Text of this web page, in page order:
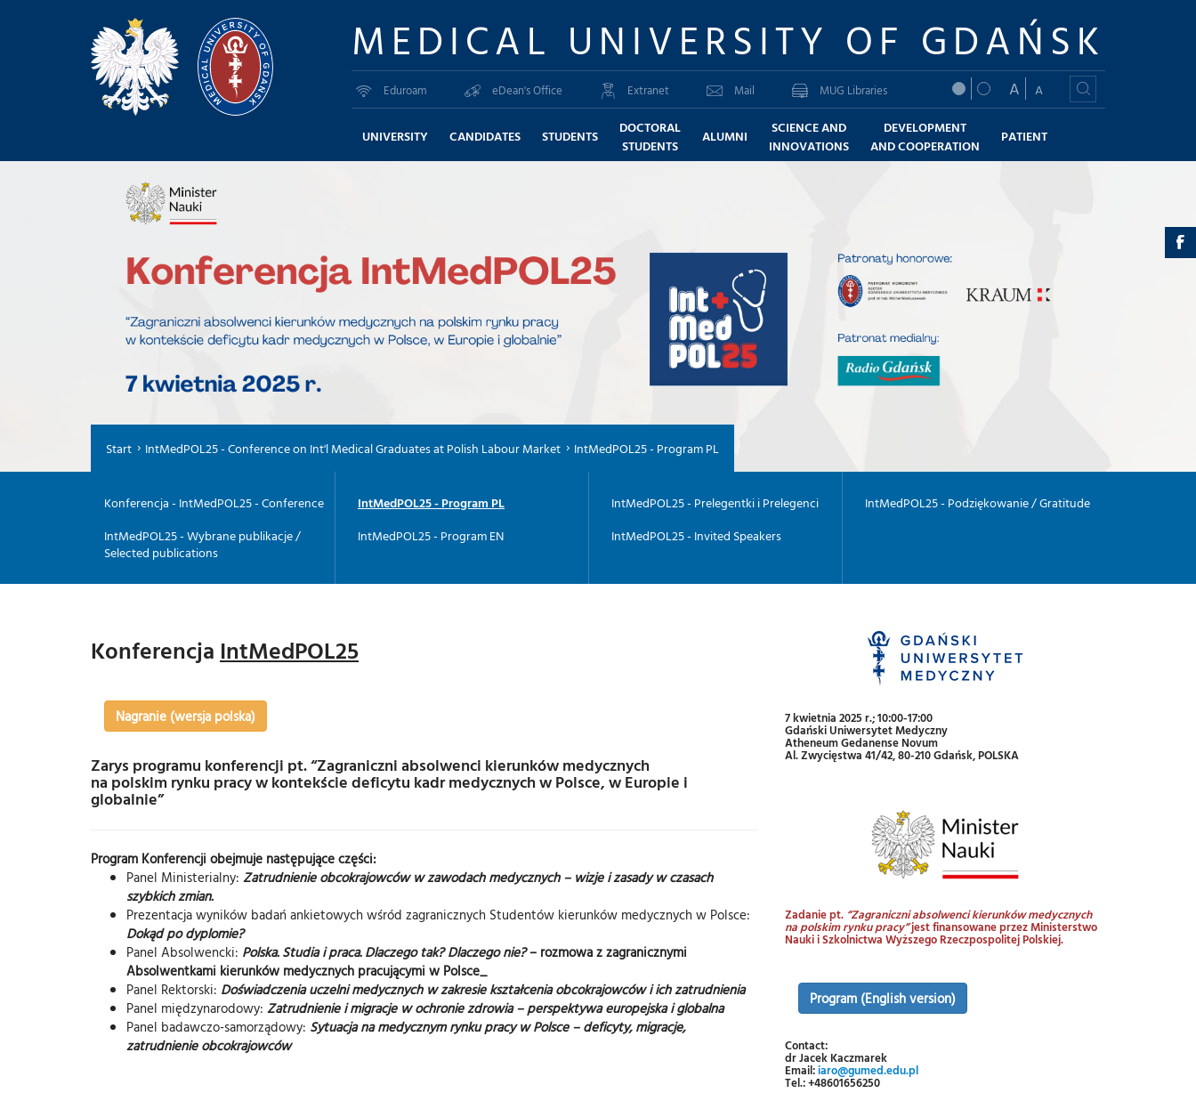
MEDICAL UNIVERSITY OF GDAŃSK
Eduroam eDean's Office Extranet Mail MUG Libraries A A
UNIVERSITY CANDIDATES STUDENTS
DOCTORAL
STUDENTS
ALUMNI
SCIENCE AND
INNOVATIONS
DEVELOPMENT
AND COOPERATION
PATIENT
Start IntMedPOL25 - Conference on Int'l Medical Graduates at Polish Labour Market IntMedPOL25 - Program PL
Konferencja - IntMedPOL25 - Conference
IntMedPOL25 - Wybrane publikacje /
Selected publications
IntMedPOL25 - Program PL
IntMedPOL25 - Program EN
IntMedPOL25 - Prelegentki i Prelegenci
IntMedPOL25 - Invited Speakers
IntMedPOL25 - Podziękowanie / Gratitude
Konferencja IntMedPOL25
Nagranie (wersja polska)
Zarys programu konferencji pt. “Zagraniczni absolwenci kierunków medycznych
na polskim rynku pracy w kontekście deficytu kadr medycznych w Polsce, w Europie i
globalnie”
Program Konferencji obejmuje następujące części:
Panel Ministerialny: Zatrudnienie obcokrajowców w zawodach medycznych – wizje i zasady w czasach
szybkich zmian.
Prezentacja wyników badań ankietowych wśród zagranicznych Studentów kierunków medycznych w Polsce:
Dokąd po dyplomie?
Panel Absolwencki: Polska. Studia i praca. Dlaczego tak? Dlaczego nie?– rozmowa z zagranicznymi
Absolwentkami kierunków medycznych pracującymi w Polsce_
Panel Rektorski: Doświadczenia uczelni medycznych w zakresie kształcenia obcokrajowców i ich zatrudnienia
Panel międzynarodowy: Zatrudnienie i migracje w ochronie zdrowia – perspektywa europejska i globalna
Panel badawczo-samorządowy: Sytuacja na medycznym rynku pracy w Polsce – deficyty, migracje,
zatrudnienie obcokrajowców
7 kwietnia 2025 r.; 10:00-17:00
Gdański Uniwersytet Medyczny
Atheneum Gedanense Novum
Al. Zwycięstwa 41/42, 80-210 Gdańsk, POLSKA
Zadanie pt. “Zagraniczni absolwenci kierunków medycznych
na polskim rynku pracy”jest finansowane przez Ministerstwo
Nauki i Szkolnictwa Wyższego Rzeczpospolitej Polskiej.
Program (English version)
Contact:
dr Jacek Kaczmarek
Email:iaro@gumed.edu.pl
Tel.: +48601656250